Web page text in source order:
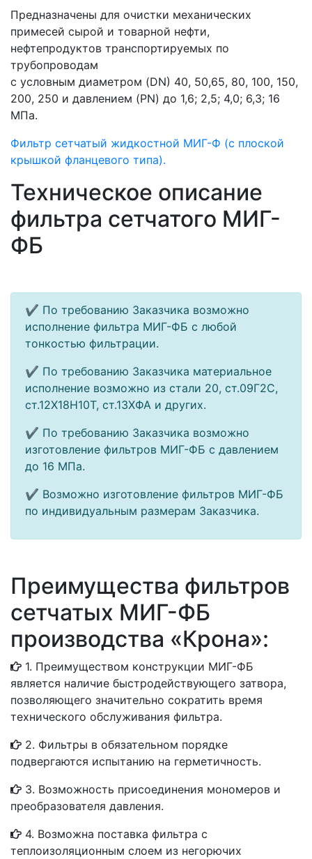
Предназначены для очистки механических
примесей сырой и товарной нефти,
нефтепродуктов транспортируемых по
трубопроводам
с условным диаметром (DN) 40, 50,65, 80, 100, 150,
200, 250 и давлением (PN) до 1,6; 2,5; 4,0; 6,3; 16
МПа.
Фильтр сетчатый жидкостной МИГ-Ф (с плоской
крышкой фланцевого типа).
Техническое описание
фильтра сетчатого МИГ-
ФБ
✔ По требованию Заказчика возможно
исполнение фильтра МИГ-ФБ с любой
тонкостью фильтрации.
✔ По требованию Заказчика материальное
исполнение возможно из стали 20, ст.09Г2С,
ст.12Х18Н10Т, ст.13ХФА и других.
✔ По требованию Заказчика возможно
изготовление фильтров МИГ-ФБ с давлением
до 16 МПа.
✔ Возможно изготовление фильтров МИГ-ФБ
по индивидуальным размерам Заказчика.
Преимущества фильтров
сетчатых МИГ-ФБ
производства «Крона»:
1. Преимуществом конструкции МИГ-ФБ
является наличие быстродействующего затвора,
позволяющего значительно сократить время
технического обслуживания фильтра.
2. Фильтры в обязательном порядке
подвергаются испытанию на герметичность.
3. Возможность присоединения мономеров и
преобразователя давления.
4. Возможна поставка фильтра с
теплоизоляционным слоем из негорючих